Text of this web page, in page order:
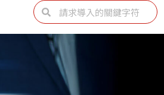
SearchSearch